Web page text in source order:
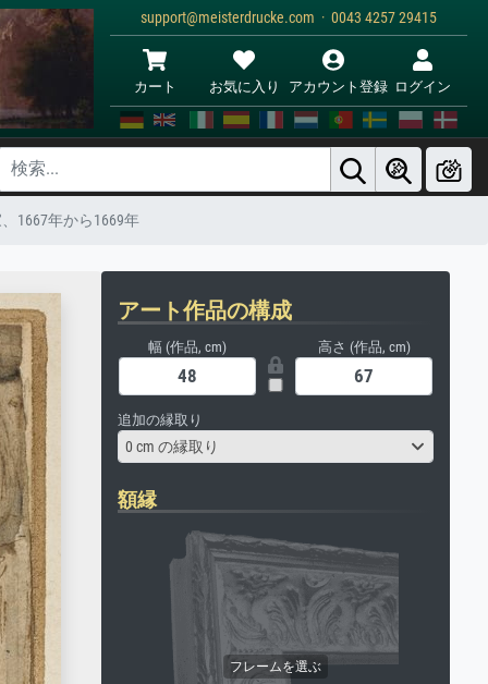
support@meisterdrucke.com · 0043 4257 29415
カート お気に入り アカウント登録 ログイン
1667年から1669年
アート作品の構成
幅 (作品, cm) 高さ (作品, cm)
追加の縁取り
0 cm の縁取り
額縁